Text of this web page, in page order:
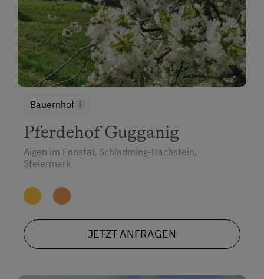
Bauernhof
Pferdehof Gugganig
Aigen im Ennstal, Schladming-Dachstein,
Steiermark
JETZT ANFRAGEN